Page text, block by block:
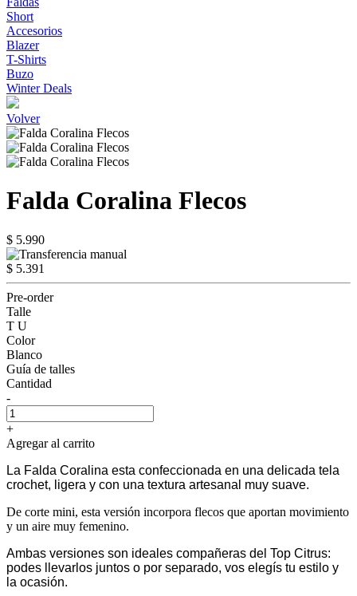
Short
Accesorios
Blazer
T-Shirts
Buzo
Winter Deals
Volver
Falda Coralina Flecos
$ 5.990
$ 5.391
Pre-order
Talle
T U
Color
Blanco
Guía de talles
Cantidad
-
+
Agregar al carrito
La Falda Coralina esta confeccionada en una delicada tela
crochet, ligera y con una textura artesanal muy suave.
De corte mini, esta versión incorpora flecos que aportan movimiento
y un aire muy femenino.
Ambas versiones son ideales compañeras del Top Citrus:
podes llevarlos juntos o por separado, vos elegís tu estilo y
la ocasión.